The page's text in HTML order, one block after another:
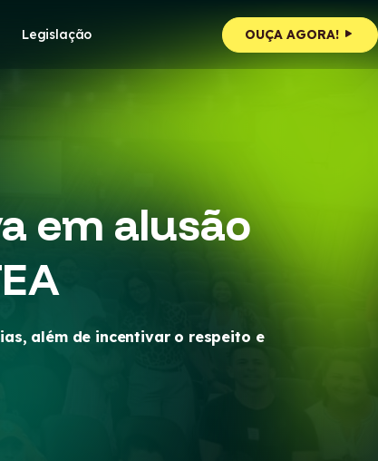
Legislação OUÇA AGORA!
em alusão
além de incentivar o respeito e